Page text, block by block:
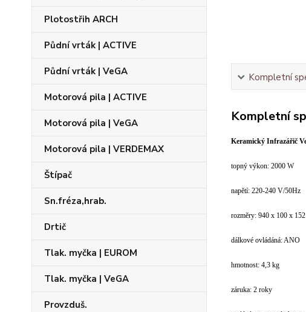
Plotostřih ARCH
Půdní vrták | ACTIVE
Půdní vrták | VeGA
Motorová pila | ACTIVE
Motorová pila | VeGA
Motorová pila | VERDEMAX
Štípač
Sn.fréza,hrab.
Drtič
Tlak. myčka | EUROM
Tlak. myčka | VeGA
Provzduš.
Kompletní
Kompletní
Keramický Infrazářič
topný výkon: 2000 W
napětí: 220-240 V/50Hz
rozměry: 940 x 100 x
dálkové ovládáná: ANO
hmotnost: 4,3 kg
záruka: 2 roky